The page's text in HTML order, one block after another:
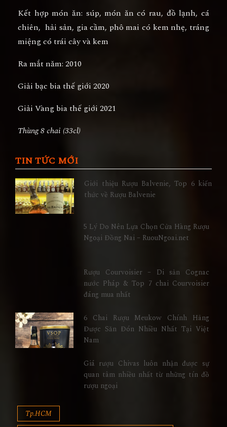
Kết hợp món ăn: súp, món ăn có rau, đồ lạnh, cá
chiên, hải sản, gia cầm, phô mai có kem nhẹ, tráng
miệng có trái cây và kem
Ra mắt năm: 2010
Giải bạc bia thế giới 2020
Giải Vàng bia thế giới 2021
Thùng 8 chai (33cl)
TIN TỨC MỚI
Giới thiệu Rượu Balvenie, Top 6 kiến
thức về Rượu Balvenie
5 Lý Do Nên Lựa Chọn Cửa Hàng Rượu
Ngoại Đồng Nai – RuouNgoai.net
Rượu Courvoisier – Di sản Cognac
nước Pháp & Top 7 chai Courvoisier
đáng mua nhất
6 Chai Rượu Meukow Chính Hãng
Được Săn Đón Nhiều Nhất Tại Việt
Nam
Giá rượu Chivas luôn nhận được sự
quan tâm nhiều nhất từ những tín đồ
rượu ngoại
Tp.HCM